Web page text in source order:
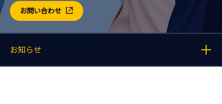
お問い合わせ
お知らせ
各記事へのリンクを表示する